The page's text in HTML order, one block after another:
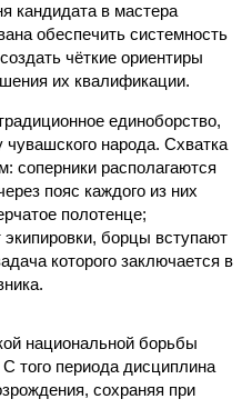
кандидата в мастера
обеспечить системность
чёткие ориентиры
их квалификации.
единоборство,
народа. Схватка
соперники располагаются
пояс каждого из них
полотенце;
борцы вступают
которого заключается в
национальной борьбы
того периода дисциплина
сохраняя при